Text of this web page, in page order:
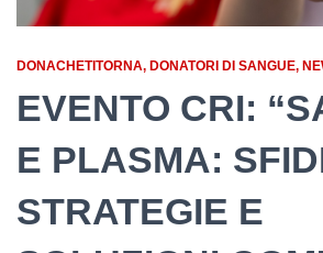
DONACHETITORNA DONATORI DI SANGUE
EVENTO CRI:
E PLASMA:
STRATEGIE E